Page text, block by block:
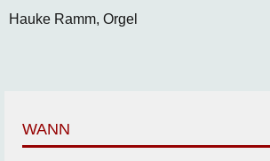
Hauke Ramm, Orgel
WANN